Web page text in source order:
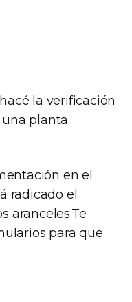
la verificación
planta
en el
radicado el
aranceles.Te
para que